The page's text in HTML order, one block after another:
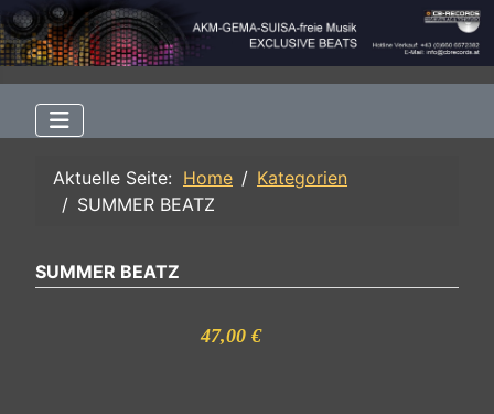
Aktuelle Seite: Home
Kategorien
SUMMER BEATZ
SUMMER BEATZ
47,00 €